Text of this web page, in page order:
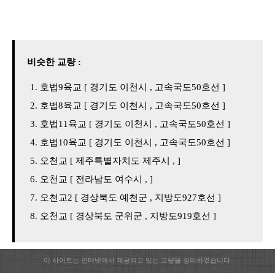
비슷한 교량 :
호법9육교 [ 경기도 이천시 , 고속국도50호선 ]
호법8육교 [ 경기도 이천시 , 고속국도50호선 ]
호법11육교 [ 경기도 이천시 , 고속국도50호선 ]
호법10육교 [ 경기도 이천시 , 고속국도50호선 ]
오천교 [ 제주특별자치도 제주시 , ]
오천교 [ 전라남도 여수시 , ]
오천교2 [ 경상북도 예천군 , 지방도927호선 ]
오천교 [ 경상북도 군위군 , 지방도919호선 ]
이 사이트는 인터넷에서 제공되고 있는 교량을 정리하였습니다.